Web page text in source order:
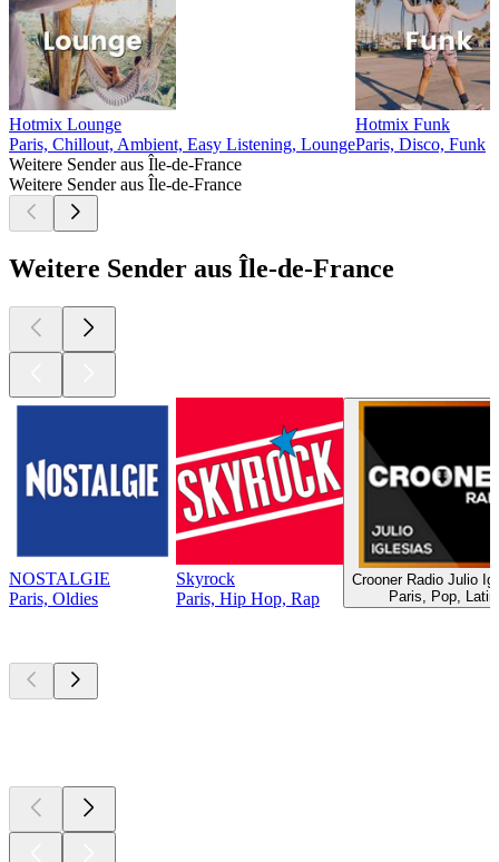
Hotmix Lounge
Paris, Chillout, Ambient, Easy Listening, Lounge
Hotmix Funk
Paris, Disco, Funk
Weitere Sender aus Île-de-France
Weitere Sender aus Île-de-France
Weitere Sender aus Île-de-France
NOSTALGIE
Paris, Oldies
Skyrock
Paris, Hip Hop, Rap
Crooner Radio Julio
Paris, Pop, Latin